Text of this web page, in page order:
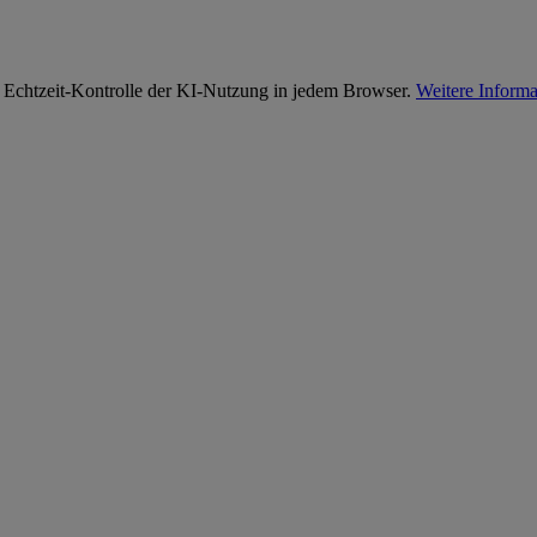
Kontrolle der KI-Nutzung in jedem Browser. Weitere